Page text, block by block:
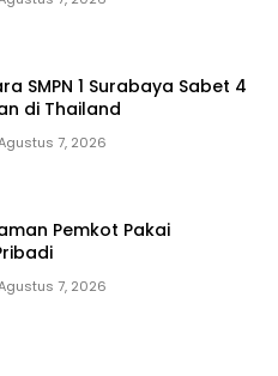
SMPN 1 Surabaya Sabet 4
di Thailand
7, 2026
Pemkot Pakai
7, 2026